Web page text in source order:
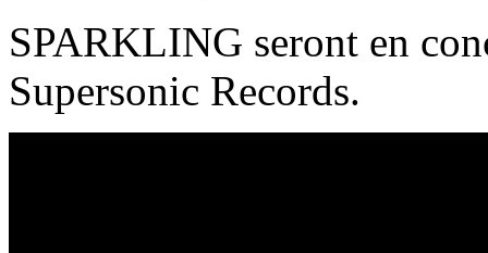
SPARKLING seront en
Supersonic Records.